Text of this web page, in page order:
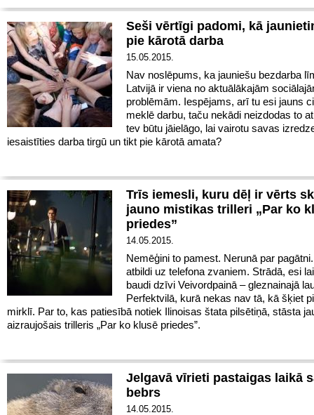
Seši vērtīgi padomi, kā
pie kārotā darba
15.05.2015.
Nav noslēpums, ka jauniešu bezdarba
Latvijā ir viena no aktuālākajām
problēmām. Iespējams, arī tu esi jauns
meklē darbu, taču nekādi neizdodas to
tev būtu jāielāgo, lai vairotu savas
iesaistīties darba tirgū un tikt pie kārotā amata?
Trīs iemesli, kuru dēļ ir vērts
jauno mistikas trilleri „Par ko
priedes”
14.05.2015.
Nemēģini to pamest. Nerunā par
atbildi uz telefona zvaniem. Strādā, esi
baudi dzīvi Veivordpainā – gleznainajā
Perfektvilā, kurā nekas nav tā, kā šķiet
mirklī. Par to, kas patiesībā notiek Ilinoisas štata pilsētiņā, stāsta
aizraujošais trilleris „Par ko klusē priedes”.
Jelgavā vīrieti pastaigas laikā
bebrs
14.05.2015.